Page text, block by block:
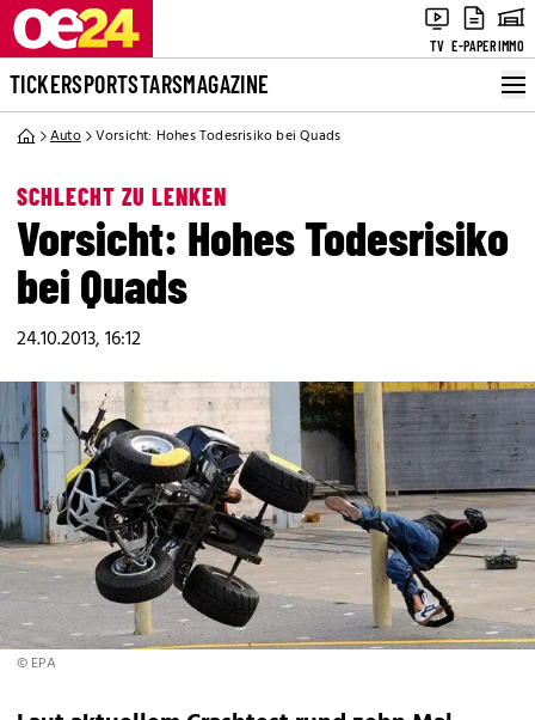
TV E-PAPERIMMO
TICKERSPORTSTARSMAGAZINE
Auto Vorsicht: Hohes Todesrisiko bei Quads
SCHLECHT ZU LENKEN
Vorsicht: Hohes Todesrisiko
bei Quads
24.10.2013, 16:12
© EPA